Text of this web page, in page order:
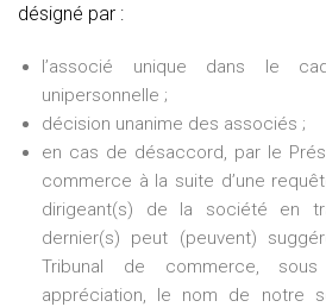
désigné par :
l’associé unique dans le
unipersonnelle ;
décision unanime des associés ;
en cas de désaccord, par le
commerce à la suite d’une
dirigeant(s) de la société en
dernier(s) peut (peuvent)
Tribunal de commerce,
appréciation, le nom de notre